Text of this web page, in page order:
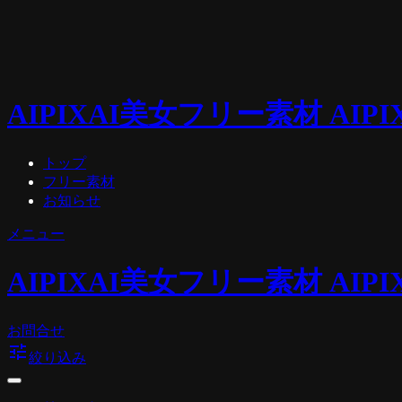
AIPIXAI美女フリー素材
トップ
フリー素材
お知らせ
メニュー
AIPIXAI美女フリー素材
お問合せ
tune絞り込み